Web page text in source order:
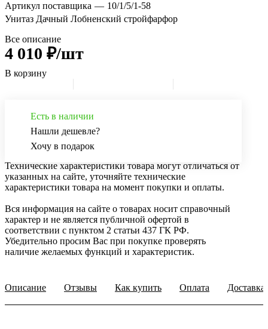
Артикул поставщика — 10/1/5/1-58
Унитаз Дачный Лобненский стройфарфор
Все описание
4 010 ₽/шт
В корзину
Есть в наличии
Нашли дешевле?
Хочу в подарок
Технические характеристики товара могут отличаться от
указанных на сайте, уточняйте технические
характеристики товара на момент покупки и оплаты.
Вся информация на сайте о товарах носит справочный
характер и не является публичной офертой в
соответствии с пунктом 2 статьи 437 ГК РФ.
Убедительно просим Вас при покупке проверять
наличие желаемых функций и характеристик.
Описание Отзывы Как купить Оплата Доставка